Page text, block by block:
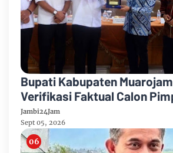
Bupati Kabupaten
Verifikasi Faktual Calon
Tahun 2026-2031
Jambi24Jam
Sept 05, 2026